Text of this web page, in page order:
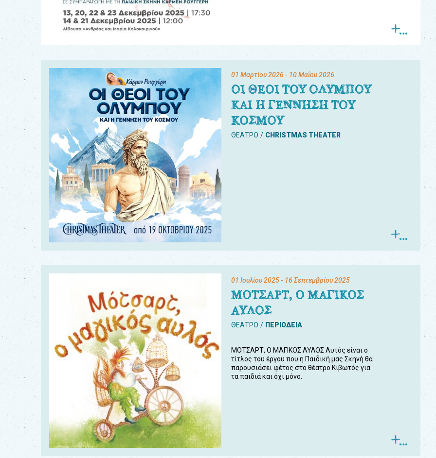
01 Μαρτίου 2026 - 10 Μαΐου 2026
ΟΙ ΘΕΟΙ ΤΟΥ ΟΛΥΜΠΟΥ
ΚΑΙ Η ΓΕΝΝΗΣΗ ΤΟΥ
ΚΟΣΜΟΥ
ΘΕΑΤΡΟ CHRISTMAS THEATER
01 Ιουλίου 2025- 16 Σεπτεμβρίου 2025
ΜΟΤΣΑΡΤ, Ο ΜΑΓΙΚΟΣ
ΑΥΛΟΣ
ΘΕΑΤΡΟ ΠΕΡΙΟΔΕΙΑ
ΜΟΤΣΑΡΤ, Ο ΜΑΓΙΚΟΣ ΑΥΛΟΣ Αυτός είναι ο
τίτλος του έργου που η Παιδική μας Σκηνή θα
παρουσιάσει φέτος στο θέατρο Κιβωτός για
τα παιδιά και όχι μόνο.